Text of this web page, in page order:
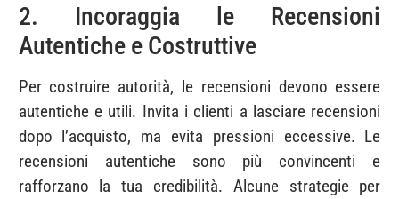
2. Incoraggia le Recensioni
Autentiche e Costruttive
Per costruire autorità, le recensioni devono essere
autentiche e utili. Invita i clienti a lasciare recensioni
dopo l’acquisto, ma evita pressioni eccessive. Le
recensioni autentiche sono più convincenti e
rafforzano la tua credibilità. Alcune strategie per